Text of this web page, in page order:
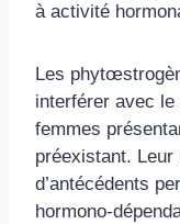
à activité
Les
interférer avec
femmes
préexistant.
d’antécédents
hormono-